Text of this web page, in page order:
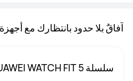
آفاقٌ بلا حدود بانتظارك مع
‏‏سلسلة HUAWEI WATCH FIT 5 إدارة واجهات الساعة